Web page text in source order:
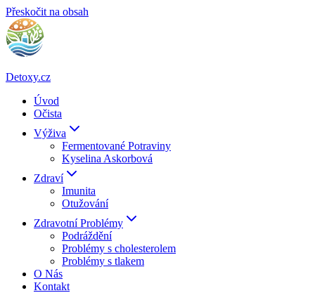
Přeskočit na obsah
Detoxy.cz
Úvod
Očista
Výživa
Fermentované Potraviny
Kyselina Askorbová
Zdraví
Imunita
Otužování
Zdravotní Problémy
Podráždění
Problémy s cholesterolem
Problémy s tlakem
O Nás
Kontakt